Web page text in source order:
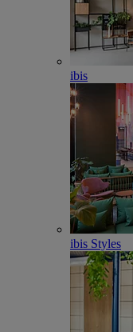
ibis
ibis Styles